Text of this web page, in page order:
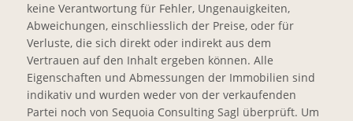
keine Verantwortung für Fehler, Ungenauigkeiten,
Abweichungen, einschliesslich der Preise, oder für
Verluste, die sich direkt oder indirekt aus dem
Vertrauen auf den Inhalt ergeben können. Alle
Eigenschaften und Abmessungen der Immobilien sind
indikativ und wurden weder von der verkaufenden
Partei noch von Sequoia Consulting Sagl überprüft. Um